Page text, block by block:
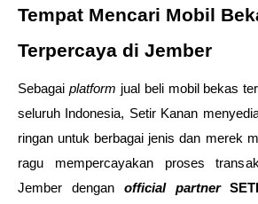
Tempat Mencari Mobil
Terpercaya di Jember
Sebagai platform jual beli mobil bekas
seluruh Indonesia, Setir Kanan
ringan untuk berbagai jenis dan merek
ragu mempercayakan proses
Jember dengan official partner